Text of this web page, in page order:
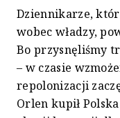
Dziennikarze,
wobec władzy,
Bo przysnęliśmy
– w czasie
repolonizacji
Orlen kupił